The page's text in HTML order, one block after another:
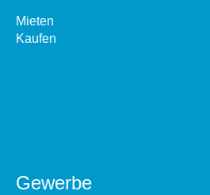
Mieten
Kaufen
Gewerbe